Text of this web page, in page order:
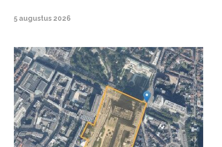
5 augustus 2026